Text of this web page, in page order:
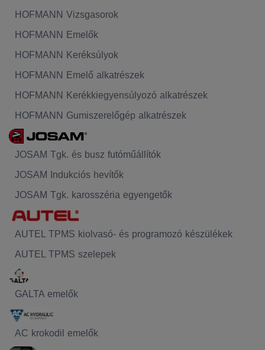
HOFMANN Vizsgasorok
HOFMANN Emelők
HOFMANN Keréksúlyok
HOFMANN Emelő alkatrészek
HOFMANN Kerékkiegyensúlyozó alkatrészek
HOFMANN Gumiszerelőgép alkatrészek
JOSAM Tgk. és busz futóműállítók
JOSAM Indukciós hevítők
JOSAM Tgk. karosszéria egyengetők
AUTEL TPMS kiolvasó- és programozó készülékek
AUTEL TPMS szelepek
GALTA emelők
AC krokodil emelők